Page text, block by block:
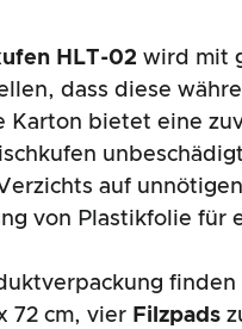
HLT-02 wird mit
dass diese
Karton bietet eine
auf
von Plastikfolie für
72 cm, vier Filzpads